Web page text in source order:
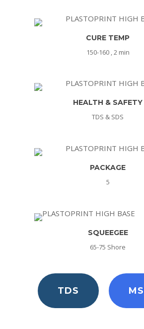
CURE TEMP
150-160 , 2 min
HEALTH & SAFETY
TDS & SDS
PACKAGE
5
SQUEEGEE
65-75 Shore
TDS